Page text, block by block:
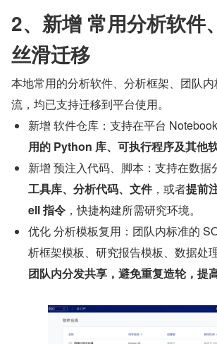
2、新增 常用分析软件
丝滑迁移
本地常用的分析软件、分析框架、团队
流，均已支持迁移到平台使用。
新增 软件仓库：支持在平台
用的 Python 库、可执行程序及其他
新增 预注入代码、脚本：支持在数据
工具库、分析代码、文件，或者提前
ell 指令 ，快捷构建所需研究环境。
优化 分析模板复用：团队内标准的
析框架模板、研究报告模板、数据处
团队内分发共享，避免重复造轮，提